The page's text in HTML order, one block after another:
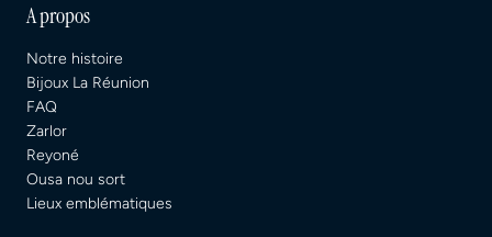
A propos
Notre histoire
Bijoux La Réunion
FAQ
Zarlor
Reyoné
Ousa nou sort
Lieux emblématiques